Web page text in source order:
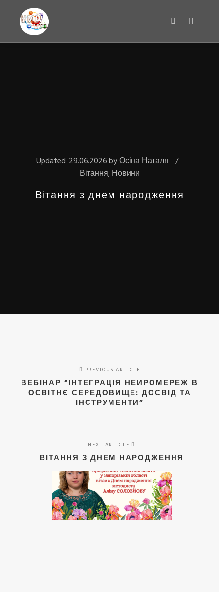
Updated: 29.06.2026byОсіна Наталя
Вітання, Новини
Вітання з днем народження
PREVIOUS ARTICLE
ВЕБІНАР “ІНТЕГРАЦІЯ НЕЙРОМЕРЕЖ В
ОСВІТНЄ СЕРЕДОВИЩЕ: ДОСВІД ТА
ІНСТРУМЕНТИ”
NEXT ARTICLE
ВІТАННЯ З ДНЕМ НАРОДЖЕННЯ